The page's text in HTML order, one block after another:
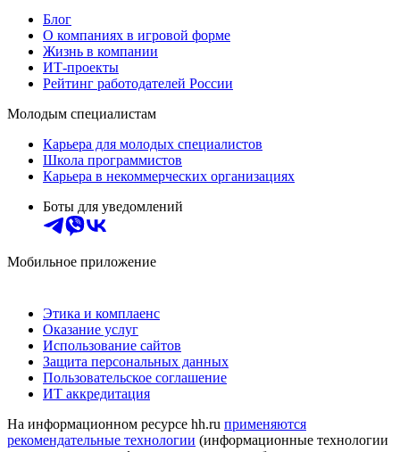
Блог
О компаниях в игровой форме
Жизнь в компании
ИТ-проекты
Рейтинг работодателей России
Молодым специалистам
Карьера для молодых специалистов
Школа программистов
Карьера в некоммерческих организациях
Боты для уведомлений
Мобильное приложение
Этика и комплаенс
Оказание услуг
Использование сайтов
Защита персональных данных
Пользовательское соглашение
ИТ аккредитация
На информационном ресурсе hh.ru применяются
рекомендательные технологии (информационные технологии